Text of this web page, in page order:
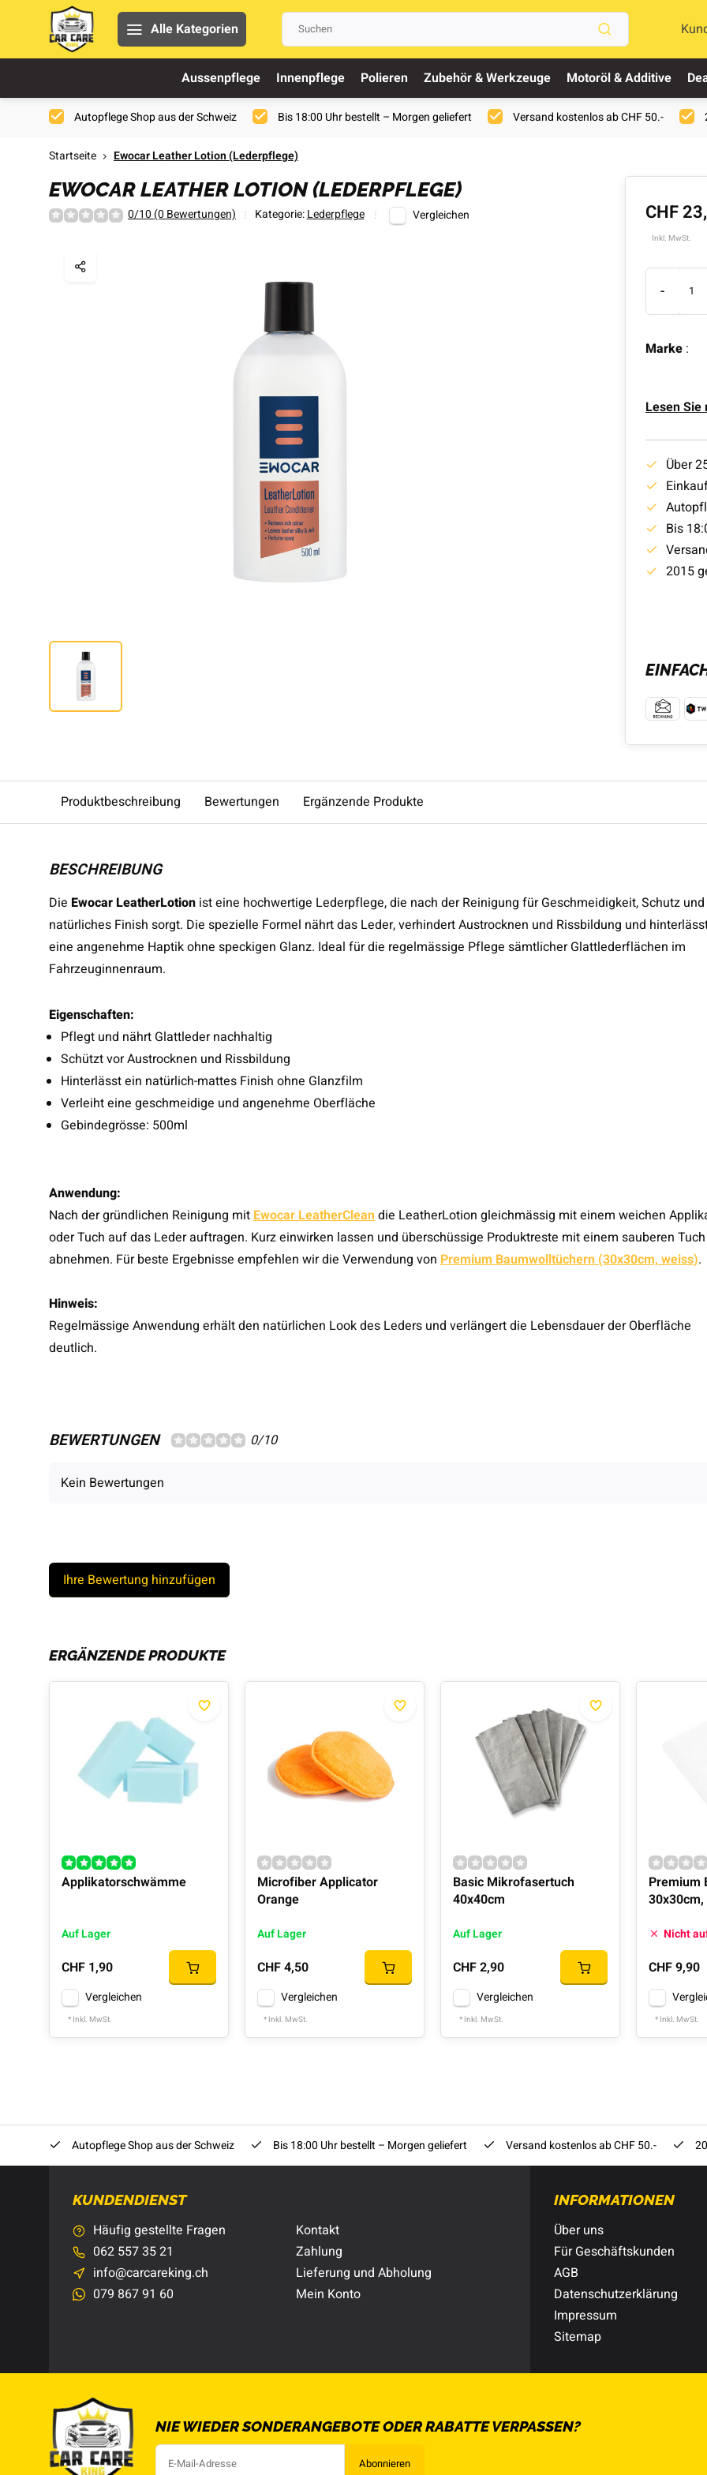
Alle Kategorien
Aussenpflege Innenpflege Polieren Zubehör & Werkzeuge Motoröl & Additive
Autopflege Shop aus der Schweiz Bis 18:00 Uhr bestellt – Morgen geliefert Versand kostenlos ab CHF 50.-
Startseite Ewocar Leather Lotion (Lederpflege)
EWOCAR LEATHER LOTION (LEDERPFLEGE)
0/10 (0 Bewertungen) Kategorie:Lederpflege Vergleichen CHF
Inkl. MwSt.
-
Marke :
Lesen Sie
Über
Bis
2015
Produktbeschreibung Bewertungen Ergänzende Produkte
BESCHREIBUNG
Die Ewocar LeatherLotion ist eine hochwertige Lederpflege, die nach der Reinigung für Geschmeidigkeit, Schutz
natürliches Finish sorgt. Die spezielle Formel nährt das Leder, verhindert Austrocknen und Rissbildung und
eine angenehme Haptik ohne speckigen Glanz. Ideal für die regelmässige Pflege sämtlicher Glattlederflächen im
Fahrzeuginnenraum.
Eigenschaften:
Pflegt und nährt Glattleder nachhaltig
Schützt vor Austrocknen und Rissbildung
Hinterlässt ein natürlich-mattes Finish ohne Glanzfilm
Verleiht eine geschmeidige und angenehme Oberfläche
Gebindegrösse: 500ml
Anwendung:
Nach der gründlichen Reinigung mitEwocar LeatherCleandie LeatherLotion gleichmässig mit einem weichen
oder Tuch auf das Leder auftragen. Kurz einwirken lassen und überschüssige Produktreste mit einem sauberen Tuch
abnehmen. Für beste Ergebnisse empfehlen wir die Verwendung von Premium Baumwolltüchern (30x30cm, weiss).
Hinweis:
Regelmässige Anwendung erhält den natürlichen Look des Leders und verlängert die Lebensdauer der Oberfläche
deutlich.
BEWERTUNGEN 0/10
Kein Bewertungen
Ihre Bewertung hinzufügen
ERGÄNZENDE PRODUKTE
Applikatorschwämme
Auf Lager
CHF 1,90
Vergleichen
* Inkl. MwSt.
Microfiber Applicator
Orange
Auf Lager
CHF 4,50
Vergleichen
* Inkl. MwSt.
Basic Mikrofasertuch
40x40cm
Auf Lager
CHF 2,90
Vergleichen
* Inkl. MwSt.
Premium
Nicht
CHF 9,90
* Inkl. MwSt.
Autopflege Shop aus der Schweiz Bis 18:00 Uhr bestellt – Morgen geliefert Versand kostenlos ab CHF 50.-
KUNDENDIENST
Häufig gestellte Fragen
062 557 35 21
info@carcareking.ch
079 867 91 60
Kontakt
Zahlung
Lieferung und Abholung
Mein Konto
INFORMATIONEN
Über uns
Für Geschäftskunden
AGB
Datenschutzerklärung
Impressum
Sitemap
NIE WIEDER SONDERANGEBOTE ODER RABATTE VERPASSEN?
Abonnieren